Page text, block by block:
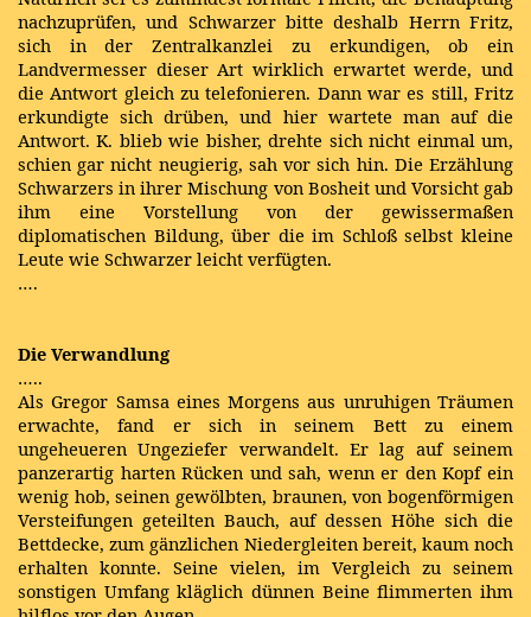
nachzuprüfen, und Schwarzer bitte deshalb Herrn Fritz,
sich in der Zentralkanzlei zu erkundigen, ob ein
Landvermesser dieser Art wirklich erwartet werde, und
die Antwort gleich zu telefonieren. Dann war es still, Fritz
erkundigte sich drüben, und hier wartete man auf die
Antwort. K. blieb wie bisher, drehte sich nicht einmal um,
schien gar nicht neugierig, sah vor sich hin. Die Erzählung
Schwarzers in ihrer Mischung von Bosheit und Vorsicht gab
ihm eine Vorstellung von der gewissermaßen
diplomatischen Bildung, über die im Schloß selbst kleine
Leute wie Schwarzer leicht verfügten.
….
Die Verwandlung
…..
Als Gregor Samsa eines Morgens aus unruhigen Träumen
erwachte, fand er sich in seinem Bett zu einem
ungeheueren Ungeziefer verwandelt. Er lag auf seinem
panzerartig harten Rücken und sah, wenn er den Kopf ein
wenig hob, seinen gewölbten, braunen, von bogenförmigen
Versteifungen geteilten Bauch, auf dessen Höhe sich die
Bettdecke, zum gänzlichen Niedergleiten bereit, kaum noch
erhalten konnte. Seine vielen, im Vergleich zu seinem
sonstigen Umfang kläglich dünnen Beine flimmerten ihm